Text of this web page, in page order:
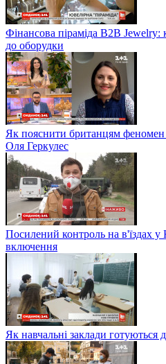
Фінансова піраміда B2B
до оборудки
Як пояснити британцям феномен
Оля Геркулес
Посилений контроль на в'їздах
включення
Як навчальні заклади готуються